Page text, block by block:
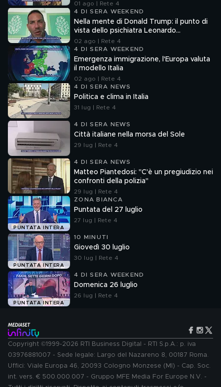
01 ago | Rete 4
4 DI SERA WEEKEND
Nella mente di Donald Trump: il punto di
vista dello psichiatra Leonardo
Mendolicchio
02 ago | Rete 4
4 DI SERA WEEKEND
Emergenza immigrazione, l'Europa valuta
il modello Italia
02 ago | Rete 4
4 DI SERA NEWS
Politica e clima in Italia
31 lug | Rete 4
4 DI SERA NEWS
Città italiane nella morsa del Sole
29 lug | Rete 4
4 DI SERA NEWS
Matteo Piantedosi: "C'è un pregiudizio nei
confronti della polizia"
29 lug | Rete 4
PUNTATA INTERA
ZONA BIANCA
Puntata del 27 luglio
27 lug | Rete 4
PUNTATA INTERA
10 MINUTI
Giovedì 30 luglio
30 lug | Rete 4
PUNTATA INTERA
4 DI SERA WEEKEND
Domenica 26 luglio
26 lug | Rete 4
Copyright ©1999-2026 RTI Business Digital - RTI S.p.A.: p. iva
03976881007 - Sede legale: Largo del Nazareno 8, 00187 Roma.
Uffici: Viale Europa 46, 20093 Cologno Monzese (MI) - Cap. Soc.
int. vers. € 500.000.007 - Gruppo MFE Media For Europe N.V. -